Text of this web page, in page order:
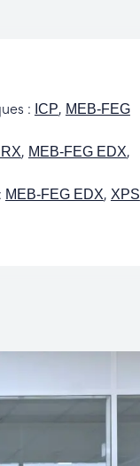
: ICP, MEB-FEG
, MEB-FEG EDX,
MEB-FEG EDX, XPS